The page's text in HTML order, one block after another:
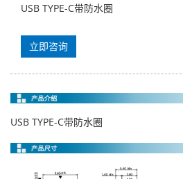
USB TYPE-C带防水圈
立即咨询
USB TYPE-C带防水圈